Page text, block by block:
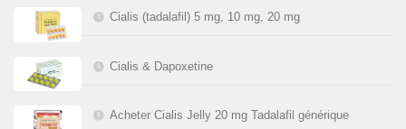
Cialis (tadalafil) 5 mg, 10 mg, 20 mg
Cialis & Dapoxetine
Acheter Cialis Jelly 20 mg Tadalafil générique